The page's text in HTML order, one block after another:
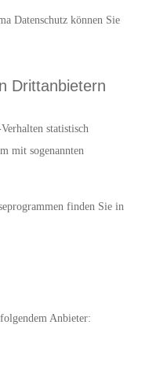
Datenschutz können Sie
Dritt­anbietern
statistisch
mit sogenannten
finden Sie in
Anbieter: